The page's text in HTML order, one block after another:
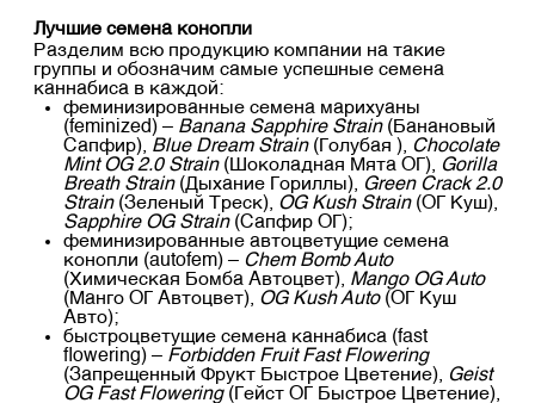
Лучшие семена конопли
Разделим всю продукцию компании на такие
группы и обозначим самые успешные семена
каннабиса в каждой:
феминизированные семена марихуаны
(feminized) – Banana Sapphire Strain(Банановый
Сапфир), Blue Dream Strain(Голубая ), Chocolate
Mint OG 2.0 Strain(Шоколадная Мята ОГ), Gorilla
Breath Strain(Дыхание Гориллы), Green Crack 2.0
Strain(Зеленый Треск), OG Kush Strain(ОГ Куш),
Sapphire OG Strain(Сапфир ОГ);
феминизированные автоцветущие семена
конопли (autofem) – Chem Bomb Auto
(Химическая Бомба Автоцвет), Mango OG Auto
(Манго ОГ Автоцвет), OG Kush Auto(ОГ Куш
Авто);
быстроцветущие семена каннабиса (fast
flowering) – Forbidden Fruit Fast Flowering
(Запрещенный Фрукт Быстрое Цветение), Geist
OG Fast Flowering(Гейст ОГ Быстрое Цветение),